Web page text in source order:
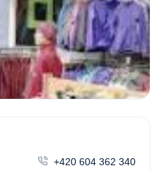
+420 604 362 340